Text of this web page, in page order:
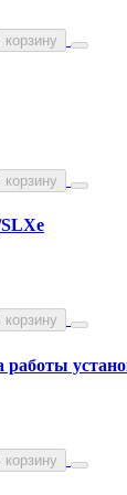
корзину
корзину
корзину
корзину